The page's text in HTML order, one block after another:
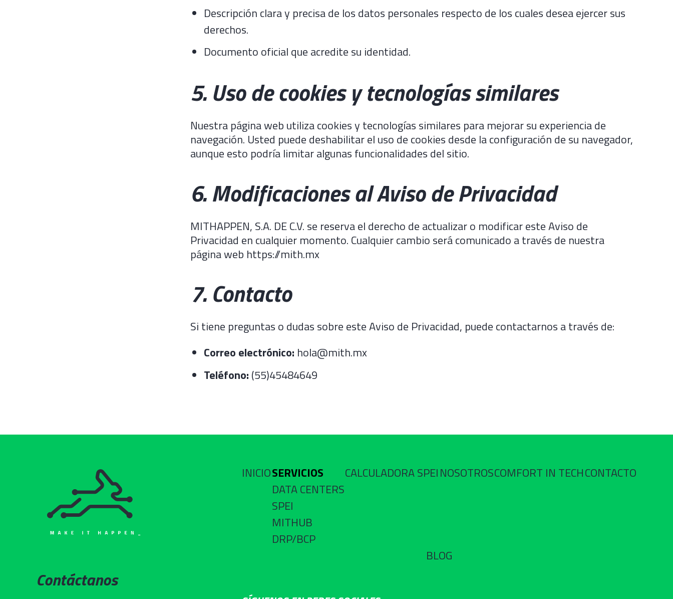
Descripción clara y precisa de los datos personales respecto de los cuales desea ejercer sus
derechos.
Documento oficial que acredite su identidad.
5. Uso de cookies y tecnologías similares
Nuestra página web utiliza cookies y tecnologías similares para mejorar su experiencia de
navegación. Usted puede deshabilitar el uso de cookies desde la configuración de su navegador,
aunque esto podría limitar algunas funcionalidades del sitio.
6. Modificaciones al Aviso de Privacidad
MITHAPPEN, S.A. DE C.V. se reserva el derecho de actualizar o modificar este Aviso de
Privacidad en cualquier momento. Cualquier cambio será comunicado a través de nuestra
página web https://mith.mx
7. Contacto
Si tiene preguntas o dudas sobre este Aviso de Privacidad, puede contactarnos a través de:
Correo electrónico: hola@mith.mx
Teléfono: (55)45484649
Contáctanos
INICIOSERVICIOS
DATA CENTERS
SPEI
MITHUB
DRP/BCP
CALCULADORA SPEINOSOTROSCOMFORT IN TECHCONTACTO
BLOG